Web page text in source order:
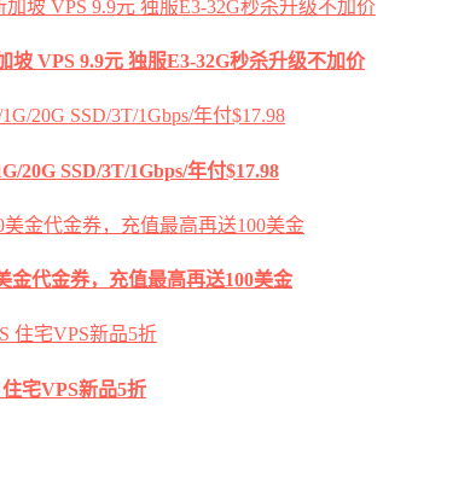
坡 VPS 9.9元 独服E3-32G秒杀升级不加价
20G SSD/3T/1Gbps/年付$17.98
金代金券，充值最高再送100美金
宅VPS新品5折